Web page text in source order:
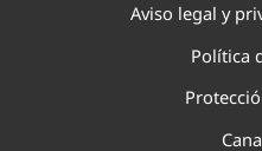
Aviso legal y
Política